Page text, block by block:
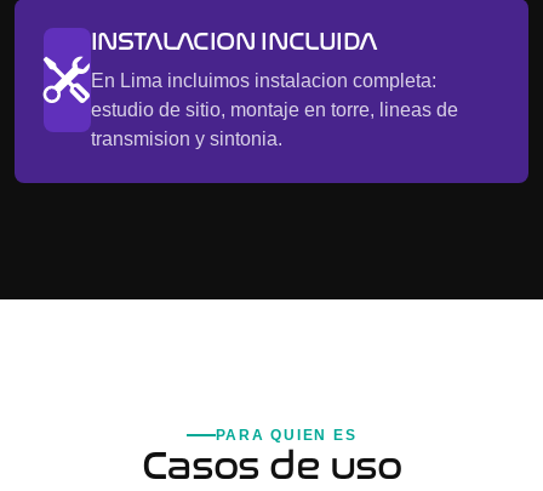
INSTALACION INCLUIDA
En Lima incluimos instalacion completa:
estudio de sitio, montaje en torre, lineas de
transmision y sintonia.
PARA QUIEN ES
Casos de uso